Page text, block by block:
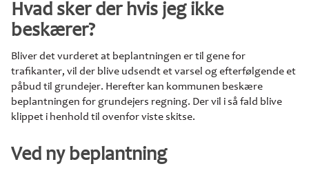
Hvad sker der hvis jeg ikke
beskærer?
Bliver det vurderet at beplantningen er til gene for
trafikanter, vil der blive udsendt et varsel og efterfølgende et
påbud til grundejer. Herefter kan kommunen beskære
beplantningen for grundejers regning. Der vil i så fald blive
klippet i henhold til ovenfor viste skitse.
Ved ny beplantning